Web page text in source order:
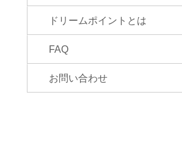
ドリームポイントとは
FAQ
お問い合わせ